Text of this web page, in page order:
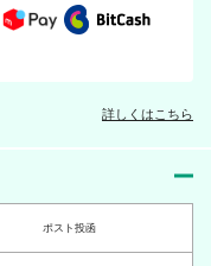
キョウダイカッコカリ
550円（税込）
燭台切光忠
詳しくはこちら
ポスト投函